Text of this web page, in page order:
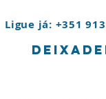
Ligue já: +351